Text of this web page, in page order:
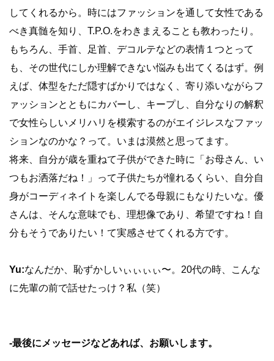
してくれるから。時にはファッションを通して女性である
べき真髄を知り、T.P.O.をわきまえることも教わったり。
もちろん、手首、足首、デコルテなどの表情１つとって
も、その世代にしか理解できない悩みも出てくるはず。例
えば、体型をただ隠すばかりではなく、寄り添いながらフ
ァッションとともにカバーし、キープし、自分なりの解釈
で女性らしいメリハリを模索するのがエイジレスなファッ
ションなのかな？って。いまは漠然と思ってます。
将来、自分が歳を重ねて子供ができた時に「お母さん、い
つもお洒落だね！」って子供たちが憧れるくらい、自分自
身がコーディネイトを楽しんでる母親にもなりたいな。優
さんは、そんな意味でも、理想像であり、希望ですね！自
分もそうでありたい！て実感させてくれる方です。
Yu:なんだか、恥ずかしいぃぃぃぃ〜。20代の時、こんな
に先輩の前で話せたっけ？私（笑）
-最後にメッセージなどあれば、お願いします。